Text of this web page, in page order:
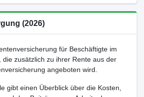
(2026)
für Beschäftigte im
die zusätzlich zu ihrer Rente aus der
angeboten wird.
gibt einen Überblick über die Kosten,